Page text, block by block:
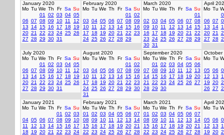
January 2020
Mo Tu We Th Fr Sa Su
01
02 03 04 05
06 07 08 09 10 11
12
13
14 15 16 17 18
19
20 21 22 23 24 25 26
27 28 29 30 31
February 2020
Mo Tu We Th Fr Sa Su
01
02
03 04 05 06 07 08 09
10 11 12 13 14 15 16
17
18 19 20 21 22 23
24 25 26 27 28 29
March 2020
Mo Tu We Th Fr Sa Su
01
02 03 04 05 06 07 08
09
10 11 12 13 14 15
16
17 18 19 20 21
22
23 24 25 26 27 28 29
30 31
April
Mo Tu
06 07
13
14
20 21
27 28
July 2020
Mo Tu We Th Fr Sa Su
01
02 03 04 05
06 07 08 09 10 11
12
13
14 15 16 17 18
19
20 21 22 23 24 25 26
27 28 29 30 31
August 2020
Mo Tu We Th Fr Sa Su
01
02
03 04 05 06 07 08 09
10 11 12 13 14 15 16
17
18 19 20 21 22 23
24 25 26 27 28 29 30
31
September 2020
Mo Tu We Th Fr Sa Su
01
02 03 04 05 06
07 08 09 10 11 12
13
14 15 16 17 18 19 20
21
22 23 24 25 26 27
28 29 30
October
Mo Tu
05 06
12
13
19 20
26 27
January 2021
Mo Tu We Th Fr Sa Su
01
02 03
04 05 06 07 08 09
10
11
12 13 14 15 16
17
18
19 20 21 22 23 24
February 2021
Mo Tu We Th Fr Sa Su
01
02 03 04 05 06 07
08 09 10 11 12 13
14
15 16 17 18 19 20 21
22 23 24 25 26 27 28
March 2021
Mo Tu We Th Fr Sa Su
01
02 03 04 05 06 07
08 09 10 11 12 13
14
15 16 17 18 19 20 21
22 23 24 25 26 27 28
April
Mo Tu
05 06
12
13
19 20